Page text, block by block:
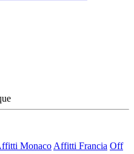
Monaco Affitti Francia Off